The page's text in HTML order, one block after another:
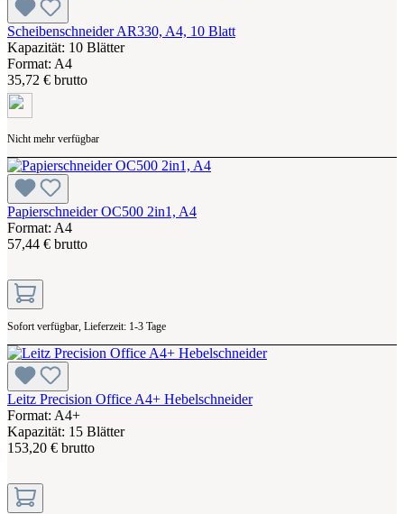
Scheibenschneider AR330, A4, 10 Blatt
Kapazität: 10 Blätter
Format: A4
35,72 € brutto
Nicht mehr verfügbar
Papierschneider OC500 2in1, A4
Format: A4
57,44 € brutto
Sofort verfügbar, Lieferzeit: 1-3 Tage
Leitz Precision Office A4+ Hebelschneider
Format: A4+
Kapazität: 15 Blätter
153,20 € brutto